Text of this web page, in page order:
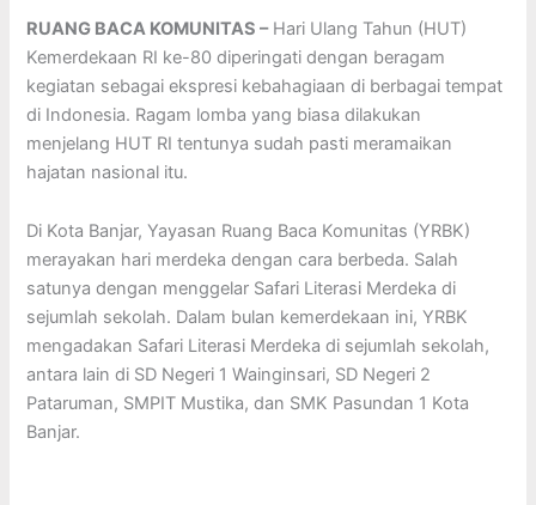
RUANG BACA KOMUNITAS –Hari Ulang Tahun (HUT)
Kemerdekaan RI ke-80 diperingati dengan beragam
kegiatan sebagai ekspresi kebahagiaan di berbagai tempat
di Indonesia. Ragam lomba yang biasa dilakukan
menjelang HUT RI tentunya sudah pasti meramaikan
hajatan nasional itu.
Di Kota Banjar, Yayasan Ruang Baca Komunitas (YRBK)
merayakan hari merdeka dengan cara berbeda. Salah
satunya dengan menggelar Safari Literasi Merdeka di
sejumlah sekolah. Dalam bulan kemerdekaan ini, YRBK
mengadakan Safari Literasi Merdeka di sejumlah sekolah,
antara lain di SD Negeri 1 Wainginsari, SD Negeri 2
Pataruman, SMPIT Mustika, dan SMK Pasundan 1 Kota
Banjar.